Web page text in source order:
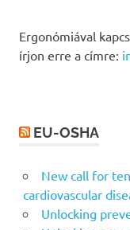
Ergonómiával
írjon erre a címre:
EU-OSHA
New call for
cardiovascular
Unlocking